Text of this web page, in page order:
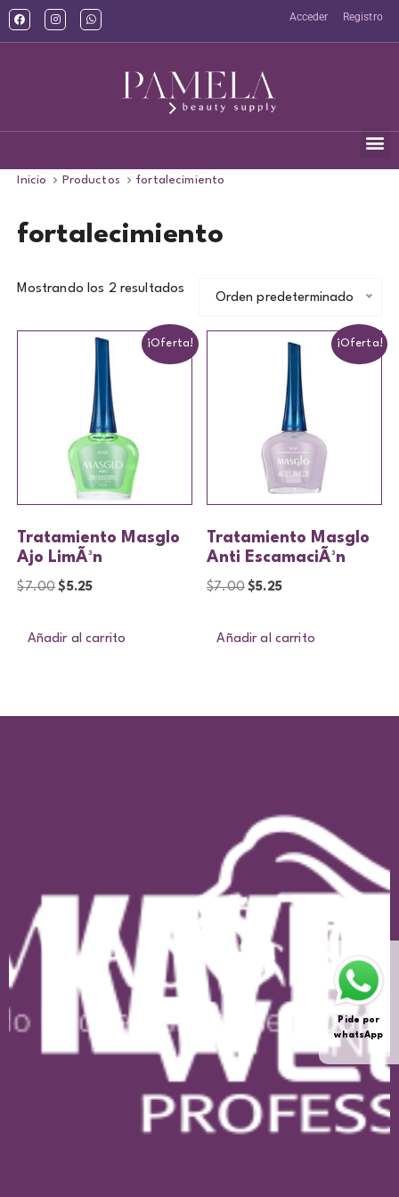
Acceder Registro
Inicio Productos fortalecimiento
fortalecimiento
Mostrando los 2 resultados
Orden predeterminado
¡Oferta!
Tratamiento Masglo
Ajo LimÃ³n
$7.00 $5.25
Añadir al carrito
¡Oferta!
Tratamiento Masglo
Anti EscamaciÃ³n
$7.00 $5.25
Añadir al carrito
Pide por
whatsApp